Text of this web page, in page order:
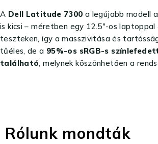
A Dell Latitude 7300 a legújabb modell
is kicsi – méretben egy 12.5″-os
teszteken, így a masszivitása és
tűéles, de a 95%-os sRGB-s
található, melynek köszönhetően a
Rólunk mondták